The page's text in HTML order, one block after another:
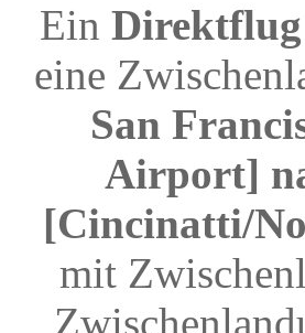
Ein Direktflug
eine
San
Airport]
[Cincinatti/
mit